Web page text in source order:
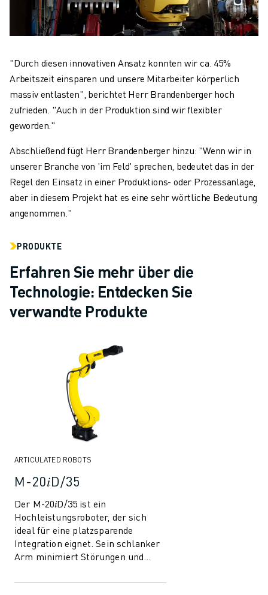
"Durch diesen innovativen Ansatz konnten wir ca. 45%
Arbeitszeit einsparen und unsere Mitarbeiter körperlich
massiv entlasten", berichtet Herr Brandenberger hoch
zufrieden. "Auch in der Produktion sind wir flexibler
geworden."
Abschließend fügt Herr Brandenberger hinzu: "Wenn wir in
unserer Branche von 'im Feld' sprechen, bedeutet das in der
Regel den Einsatz in einer Produktions- oder Prozessanlage,
aber in diesem Projekt hat es eine sehr wörtliche Bedeutung
angenommen."
PRODUKTE
Erfahren Sie mehr über die
Technologie: Entdecken Sie
verwandte Produkte
ARTICULATED ROBOTS
M-20𝑖D/35
Der M-20𝑖D/35 ist ein
Hochleistungsroboter, der sich
ideal für eine platzsparende
Integration eignet. Sein schlanker
Arm minimiert Störungen und
Kabelmanagement, wodu...